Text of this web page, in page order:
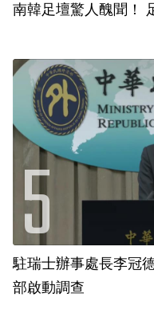
南韓足壇驚人醜聞！
駐瑞士辦事處長李冠
部啟動調查